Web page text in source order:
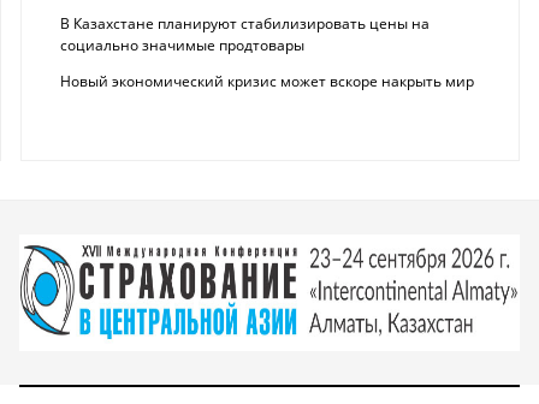
В Казахстане планируют стабилизировать цены на
социально значимые продтовары
Новый экономический кризис может вскоре накрыть мир